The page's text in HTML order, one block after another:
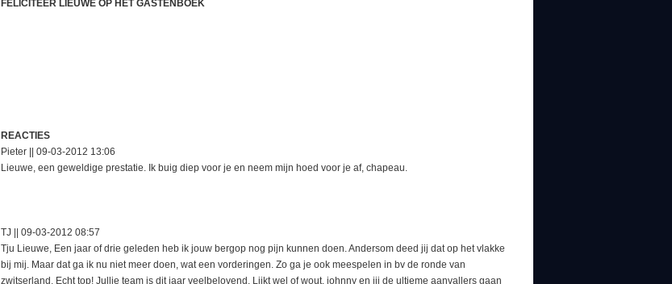
FELICITEER LIEUWE OP HET GASTENBOEK
REACTIES
Pieter || 09-03-2012 13:06
Lieuwe, een geweldige prestatie. Ik buig diep voor je en neem mijn hoed voor je af, chapeau.
TJ || 09-03-2012 08:57
Tju Lieuwe, Een jaar of drie geleden heb ik jouw bergop nog pijn kunnen doen. Andersom deed jij dat op het vlakke
bij mij. Maar dat ga ik nu niet meer doen, wat een vorderingen. Zo ga je ook meespelen in bv de ronde van
zwitserland. Echt top! Jullie team is dit jaar veelbelovend. Lijkt wel of wout, johnny en jij de ultieme aanvallers gaan